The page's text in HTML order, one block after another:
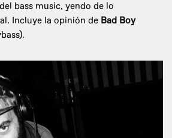
bass music, yendo de lo
Incluye la opinión de Bad Boy